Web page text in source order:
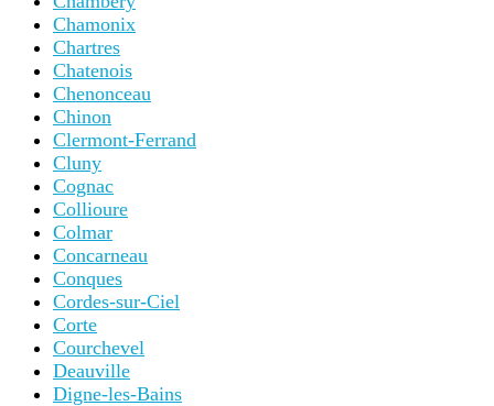
Chamonix
Chartres
Chatenois
Chenonceau
Chinon
Clermont-Ferrand
Cluny
Cognac
Collioure
Colmar
Concarneau
Conques
Cordes-sur-Ciel
Corte
Courchevel
Deauville
Digne-les-Bains